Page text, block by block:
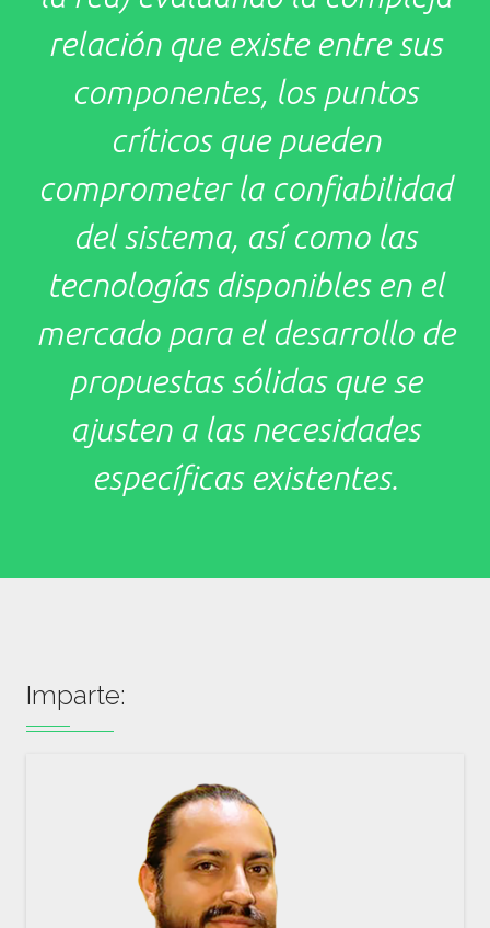
relación que existe entre sus
componentes, los puntos
críticos que pueden
comprometer la confiabilidad
del sistema, así como las
tecnologías disponibles en el
mercado para el desarrollo de
propuestas sólidas que se
ajusten a las necesidades
específicas existentes.
Imparte: